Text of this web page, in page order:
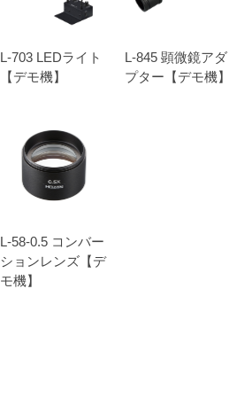
L-703 LEDライト
【デモ機】
L-845 顕微鏡アダ
プター【デモ機】
L-58-0.5 コンバー
ションレンズ【デ
モ機】